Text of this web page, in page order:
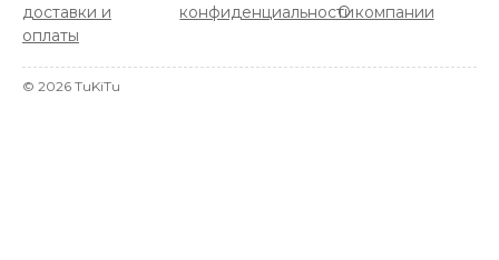
доставки и
оплаты
конфиденциальностиО компании
© 2026 TuKiTu